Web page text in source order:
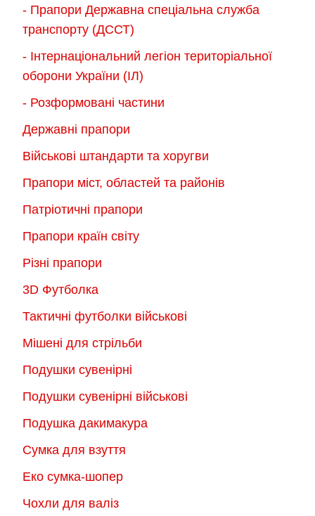
- Прапори Державна спеціальна служба
транспорту (ДССТ)
- Інтернаціональний легіон територіальної
оборони України (ІЛ)
- Розформовані частини
Державні прапори
Військові штандарти та хоругви
Прапори міст, областей та районів
Патріотичні прапори
Прапори країн світу
Різні прапори
3D Футболка
Тактичні футболки військові
Мішені для стрільби
Подушки сувенірні
Подушки сувенірні військові
Подушка дакимакура
Сумка для взуття
Еко сумка-шопер
Чохли для валіз